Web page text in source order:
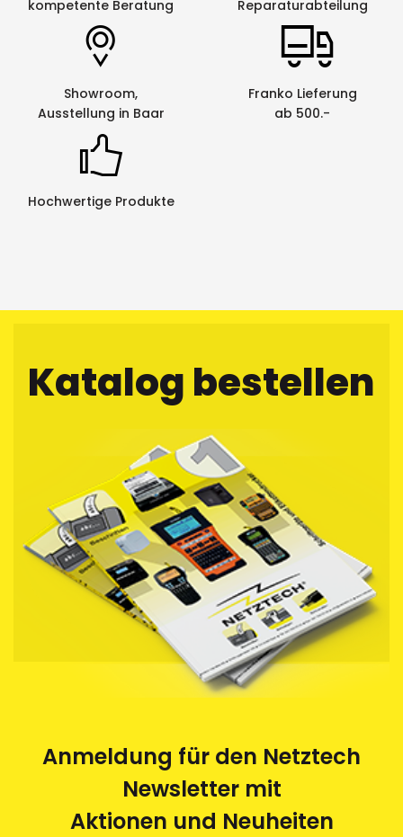
kompetente Beratung
Reparaturabteilung
Showroom,
Ausstellung in Baar
Franko Lieferung
ab 500.-
Hochwertige Produkte
Katalog bestellen
Anmeldung für den Netztech
Newsletter mit
Aktionen und Neuheiten